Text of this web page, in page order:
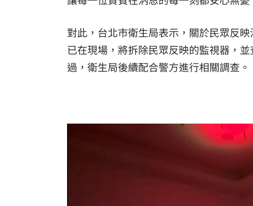
對此，台北市衛生局表示，關於民眾反
已在現場，將拆除民眾反映的監視器，
過，衛生局後續配合警方進行相關調查。